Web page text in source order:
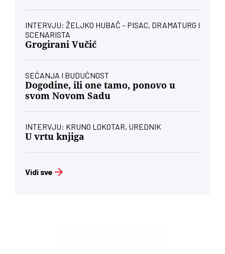
INTERVJU: ŽELJKO HUBAČ – PISAC, DRAMATURG I
SCENARISTA
Grogirani Vučić
SEĆANJA I BUDUĆNOST
Dogodine, ili one tamo, ponovo u
svom Novom Sadu
INTERVJU: KRUNO LOKOTAR, UREDNIK
U vrtu knjiga
Vidi sve